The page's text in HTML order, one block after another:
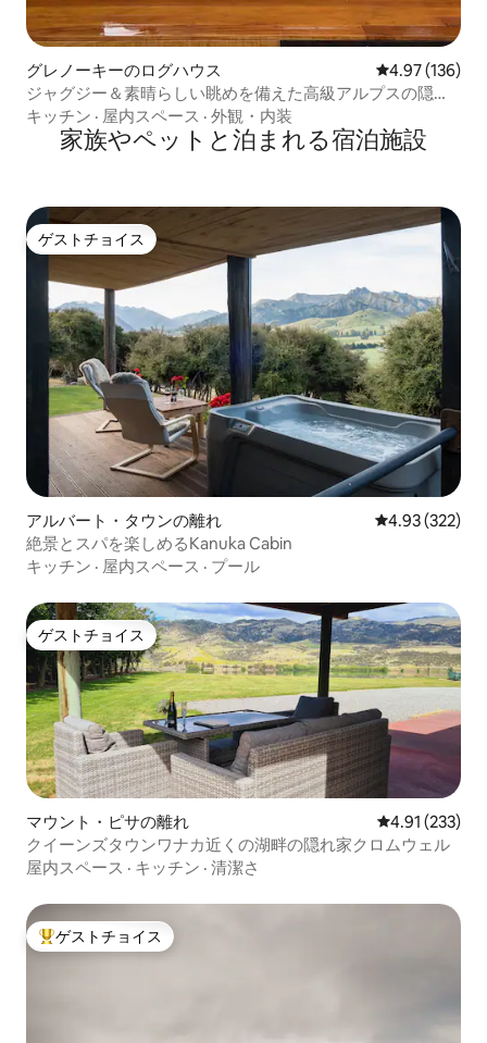
グレノーキーのログハウス レビュー136
4.97 (136)
ジャグジー＆素晴らしい眺めを備えた高級アルプスの隠れ
家
キッチン · 屋内スペース · 外観・内装
家族やペットと泊まれる宿泊施設
ゲストチョイス
ゲストチョイス
アルバート・タウンの離れ レビュー322
4.93 (322)
絶景とスパを楽しめるKanuka Cabin
キッチン · 屋内スペース · プール
ゲストチョイス
ゲストチョイス
マウント・ピサの離れ レビュー233
4.91 (233)
クイーンズタウンワナカ近くの湖畔の隠れ家クロムウェル
屋内スペース · キッチン · 清潔さ
大好評のゲストチョイスです。
ゲストチョイス